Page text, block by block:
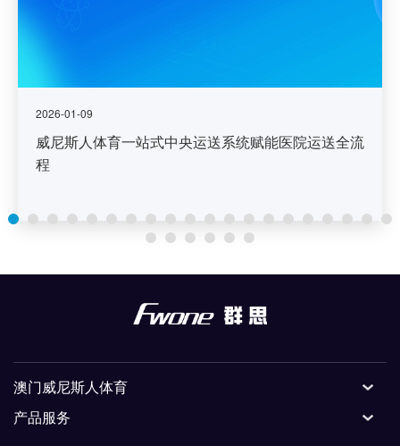
2026-01-09
威尼斯人体育一站式中央运送系统赋能医院运送全流
程
澳门威尼斯人体育
产品服务